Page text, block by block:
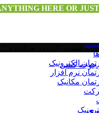
HERE OR
الکترونیک
نرم افزار
مکانیک
برچسب "ازن در مرغداری"